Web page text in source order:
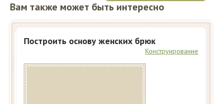
Вам также может быть интересно
Построить основу женских брюк
Конструирование